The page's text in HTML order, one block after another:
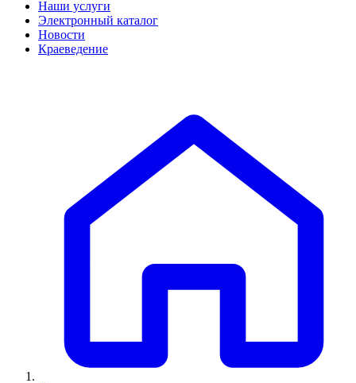
Наши услуги
Электронный каталог
Новости
Краеведение